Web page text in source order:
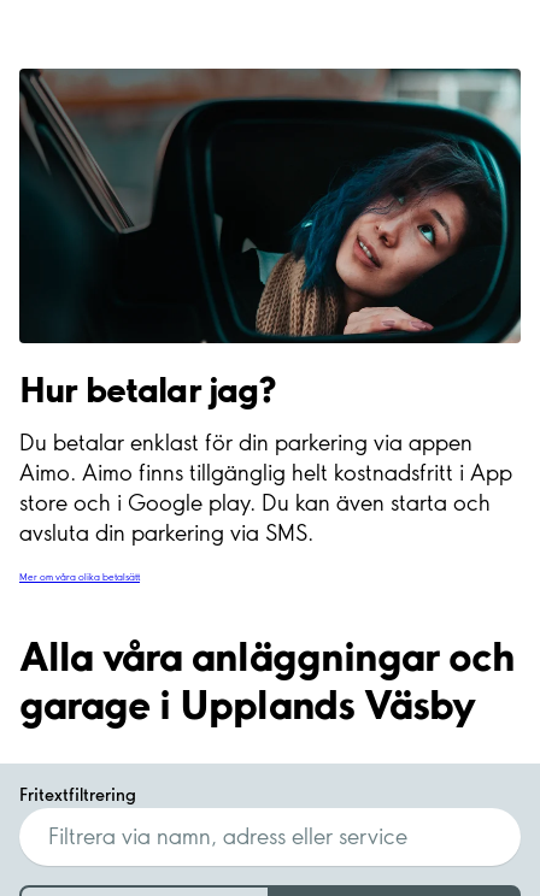
Hur betalar jag?
Du betalar enklast för din parkering via appen
Aimo. Aimo finns tillgänglig helt kostnadsfritt i App
store och i Google play. Du kan även starta och
avsluta din parkering via SMS.
Mer om våra olika betalsätt
Alla våra anläggningar och
garage i Upplands Väsby
Fritextfiltrering